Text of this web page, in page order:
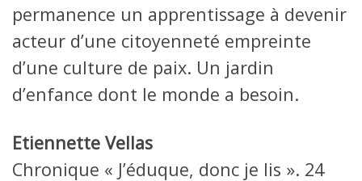
permanence un apprentissage à devenir
acteur d’une citoyenneté empreinte
d’une culture de paix. Un jardin
d’enfance dont le monde a besoin.
Etiennette Vellas
Chronique « J’éduque, donc je lis ». 24